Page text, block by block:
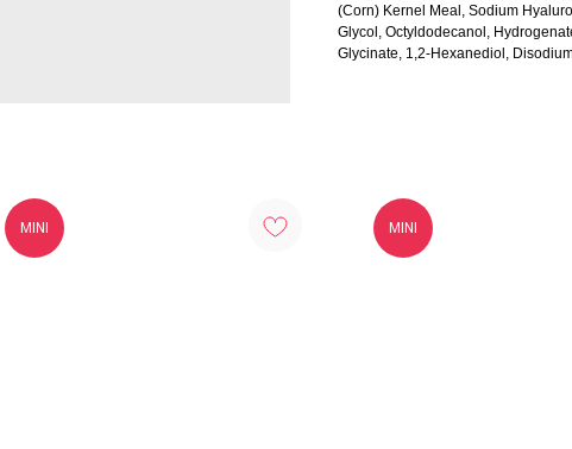
(Corn) Kernel Meal, Sodium
Glycol, Octyldodecanol,
Glycinate, 1,2-Hexanediol,
MINI MINI